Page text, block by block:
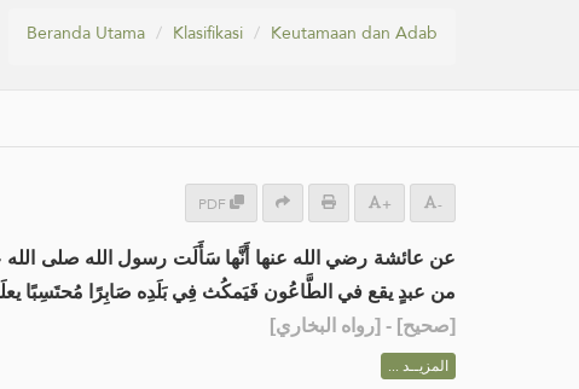
Beranda Utama Klasifikasi Keutamaan dan Adab
PDF + -
عن عائشة رضي الله عنها أَنَّها سَأَلَت رسول الله صلى الله
من عبدٍ يقع في الطَّاعُون فَيَمكُث فِي بَلَدِه صَابِرًا مُحتَسِبًا يعلَم
[صحيح] - [رواه البخاري]
المزيــد ...